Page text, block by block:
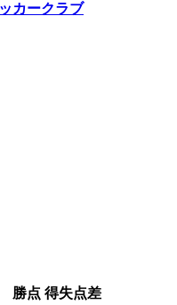
カークラブ
勝点 得失点差